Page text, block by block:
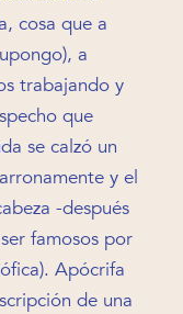
cosa que a
a
trabajando y
que
se calzó un
y el
-después
famosos por
Apócrifa
de una